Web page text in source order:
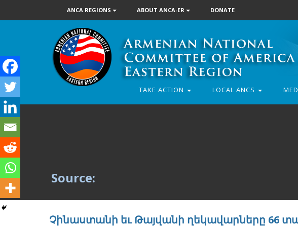
ANCA REGIONS ABOUT ANCA-ER DONATE
TAKE ACTION LOCAL ANCS
Source:
Չինաստանի եւ Թայվանի ղեկավարները 66